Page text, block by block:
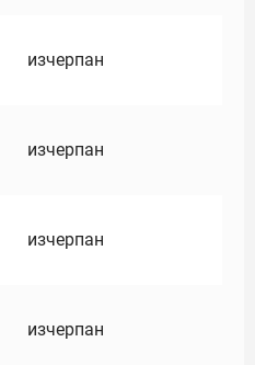
изчерпан
изчерпан
изчерпан
изчерпан